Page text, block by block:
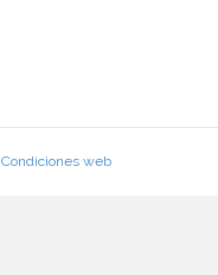
Condiciones web